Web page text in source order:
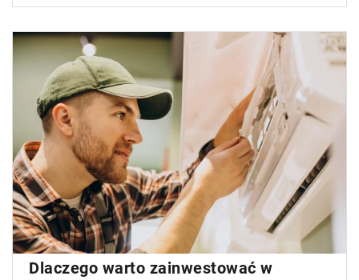
Dlaczego warto zainwestować w